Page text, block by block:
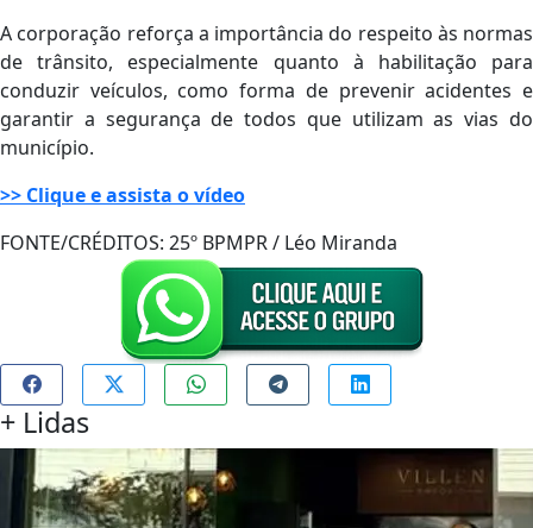
A corporação reforça a importância do respeito às normas
de trânsito, especialmente quanto à habilitação para
conduzir veículos, como forma de prevenir acidentes e
garantir a segurança de todos que utilizam as vias do
município.
>> Clique e assista o vídeo
FONTE/CRÉDITOS: 25º BPMPR / Léo Miranda
+ Lidas